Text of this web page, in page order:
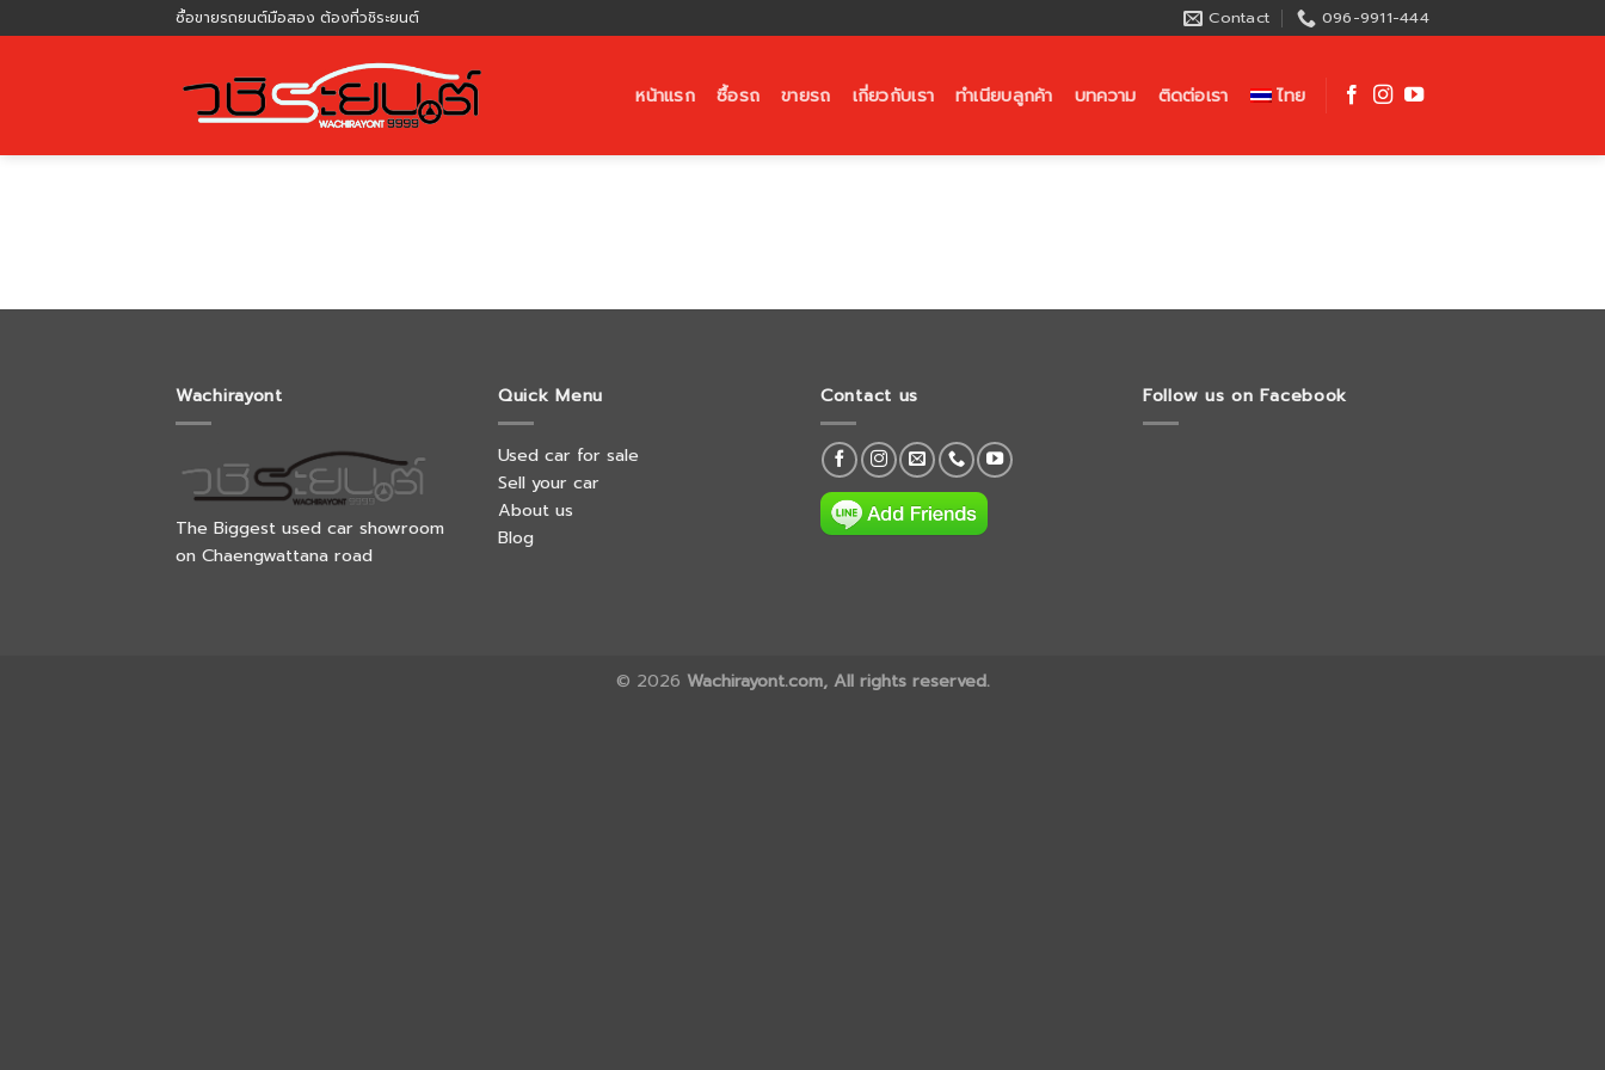
to
ซื้อขายรถยนต์มือสอง ต้องที่วชิระยนต์ Contact 096-9911-444
หน้าแรก ซื้อรถ ขายรถ เกี่ยวกับเรา ทำเนียบลูกค้า บทความ ติดต่อเรา ไทย
Wachirayont
The Biggest used car showroom
on Chaengwattana road
Quick Menu
Used car for sale
Sell your car
About us
Blog
Contact us Follow us on Facebook
© 2026 Wachirayont.com, All rights reserved.